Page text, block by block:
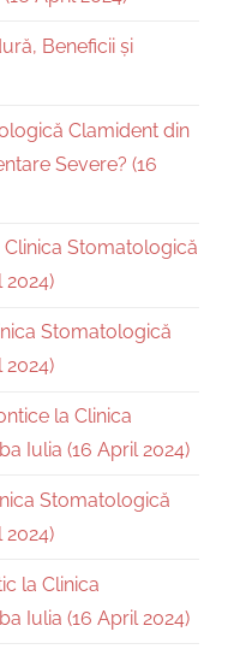
Beneficii și
Clamident din
Severe? (16
Stomatologică
2024)
Stomatologică
2024)
la Clinica
Iulia (16 April 2024)
Stomatologică
2024)
la Clinica
Iulia (16 April 2024)